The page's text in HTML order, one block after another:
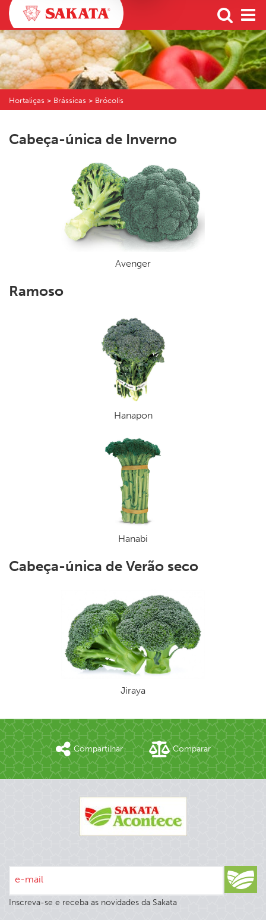
Hortaliças > Brássicas > Brócolis
Cabeça-única de Inverno
Avenger
Ramoso
Hanapon
Hanabi
Cabeça-única de Verão seco
Jiraya
Compartilhar Comparar
e-mail
Inscreva-se e receba as novidades da Sakata